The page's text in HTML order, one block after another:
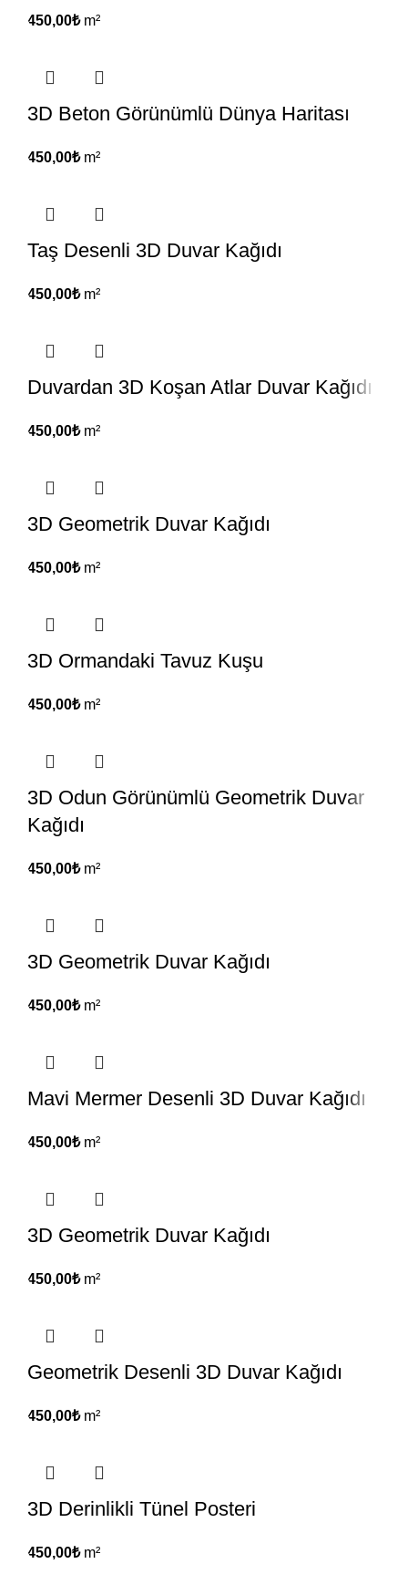
450,00₺m²
3D Beton Görünümlü Dünya Haritası
450,00₺m²
Taş Desenli 3D Duvar Kağıdı
450,00₺m²
Duvardan 3D Koşan Atlar Duvar Kağıdı
450,00₺m²
3D Geometrik Duvar Kağıdı
450,00₺m²
3D Ormandaki Tavuz Kuşu
450,00₺m²
3D Odun Görünümlü Geometrik Duvar
Kağıdı
450,00₺m²
3D Geometrik Duvar Kağıdı
450,00₺m²
Mavi Mermer Desenli 3D Duvar Kağıdı
450,00₺m²
3D Geometrik Duvar Kağıdı
450,00₺m²
Geometrik Desenli 3D Duvar Kağıdı
450,00₺m²
3D Derinlikli Tünel Posteri
450,00₺m²